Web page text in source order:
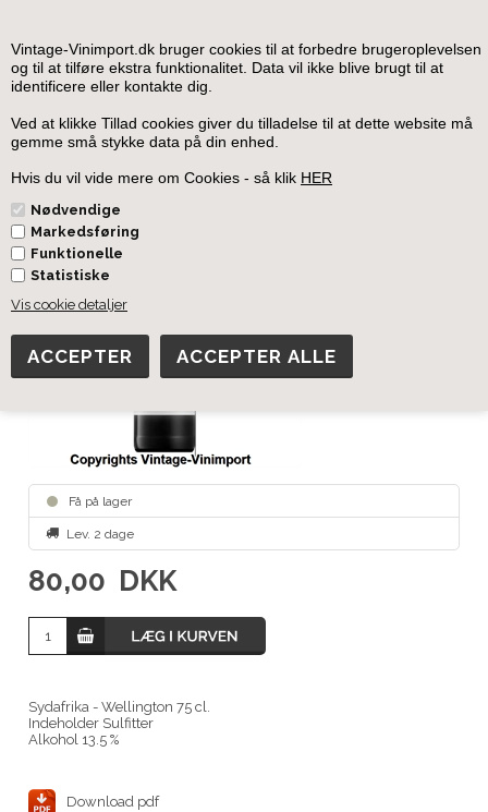
Vintage-Vinimport.dk bruger cookies til at forbedre brugeroplevelsen
og til at tilføre ekstra funktionalitet. Data vil ikke blive brugt til at
identificere eller kontakte dig.
Ved at klikke Tillad cookies giver du tilladelse til at dette website må
gemme små stykke data på din enhed.
Hvis du vil vide mere om Cookies - så klik HER
Nødvendige
Markedsføring
Funktionelle
Statistiske
Vis cookie detaljer
Forside» Sydafrika»Sydafrika Rødvin
Rhino Cabernet Sauvignon
Få på lager
Lev. 2 dage
80,00 DKK
Sydafrika - Wellington 75 cl.
Indeholder Sulfitter
Alkohol 13.5 %
Download pdf